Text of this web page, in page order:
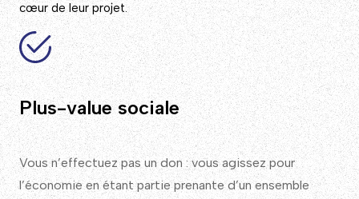
cœur de leur projet.
Plus-value sociale
Vous n’effectuez pas un don : vous agissez pour
l’économie en étant partie prenante d’un ensemble